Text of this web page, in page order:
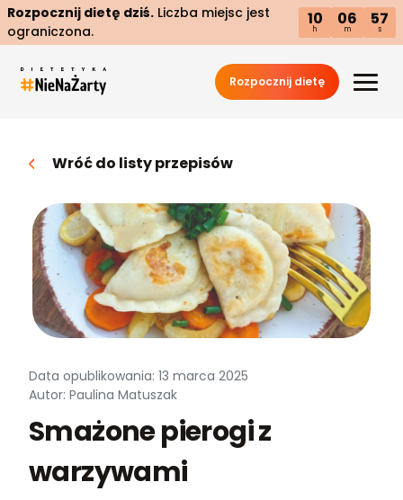
Rozpocznij dietę dziś. Liczba miejsc jest
ograniczona.
10
h
06
m
56
s
Rozpocznij dietę
Wróć do listy przepisów
Data opublikowania: 13 marca 2025
Autor: Paulina Matuszak
Smażone pierogi z
warzywami